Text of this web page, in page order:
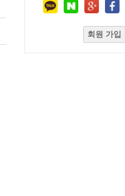
회원 가입